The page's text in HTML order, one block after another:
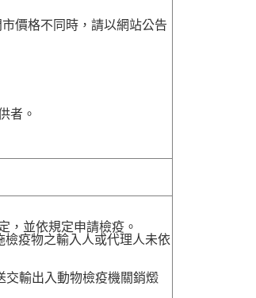
價格不同時，請以網站公告
者。
，並依規定申請檢疫。
疫物之輸入人或代理人未依
交輸出入動物檢疫機關銷燬